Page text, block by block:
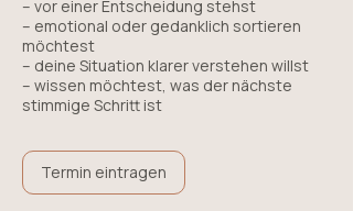
– vor einer Entscheidung stehst
– emotional oder gedanklich sortieren
möchtest
– deine Situation klarer verstehen willst
– wissen möchtest, was der nächste
stimmige Schritt ist
Termin eintragen